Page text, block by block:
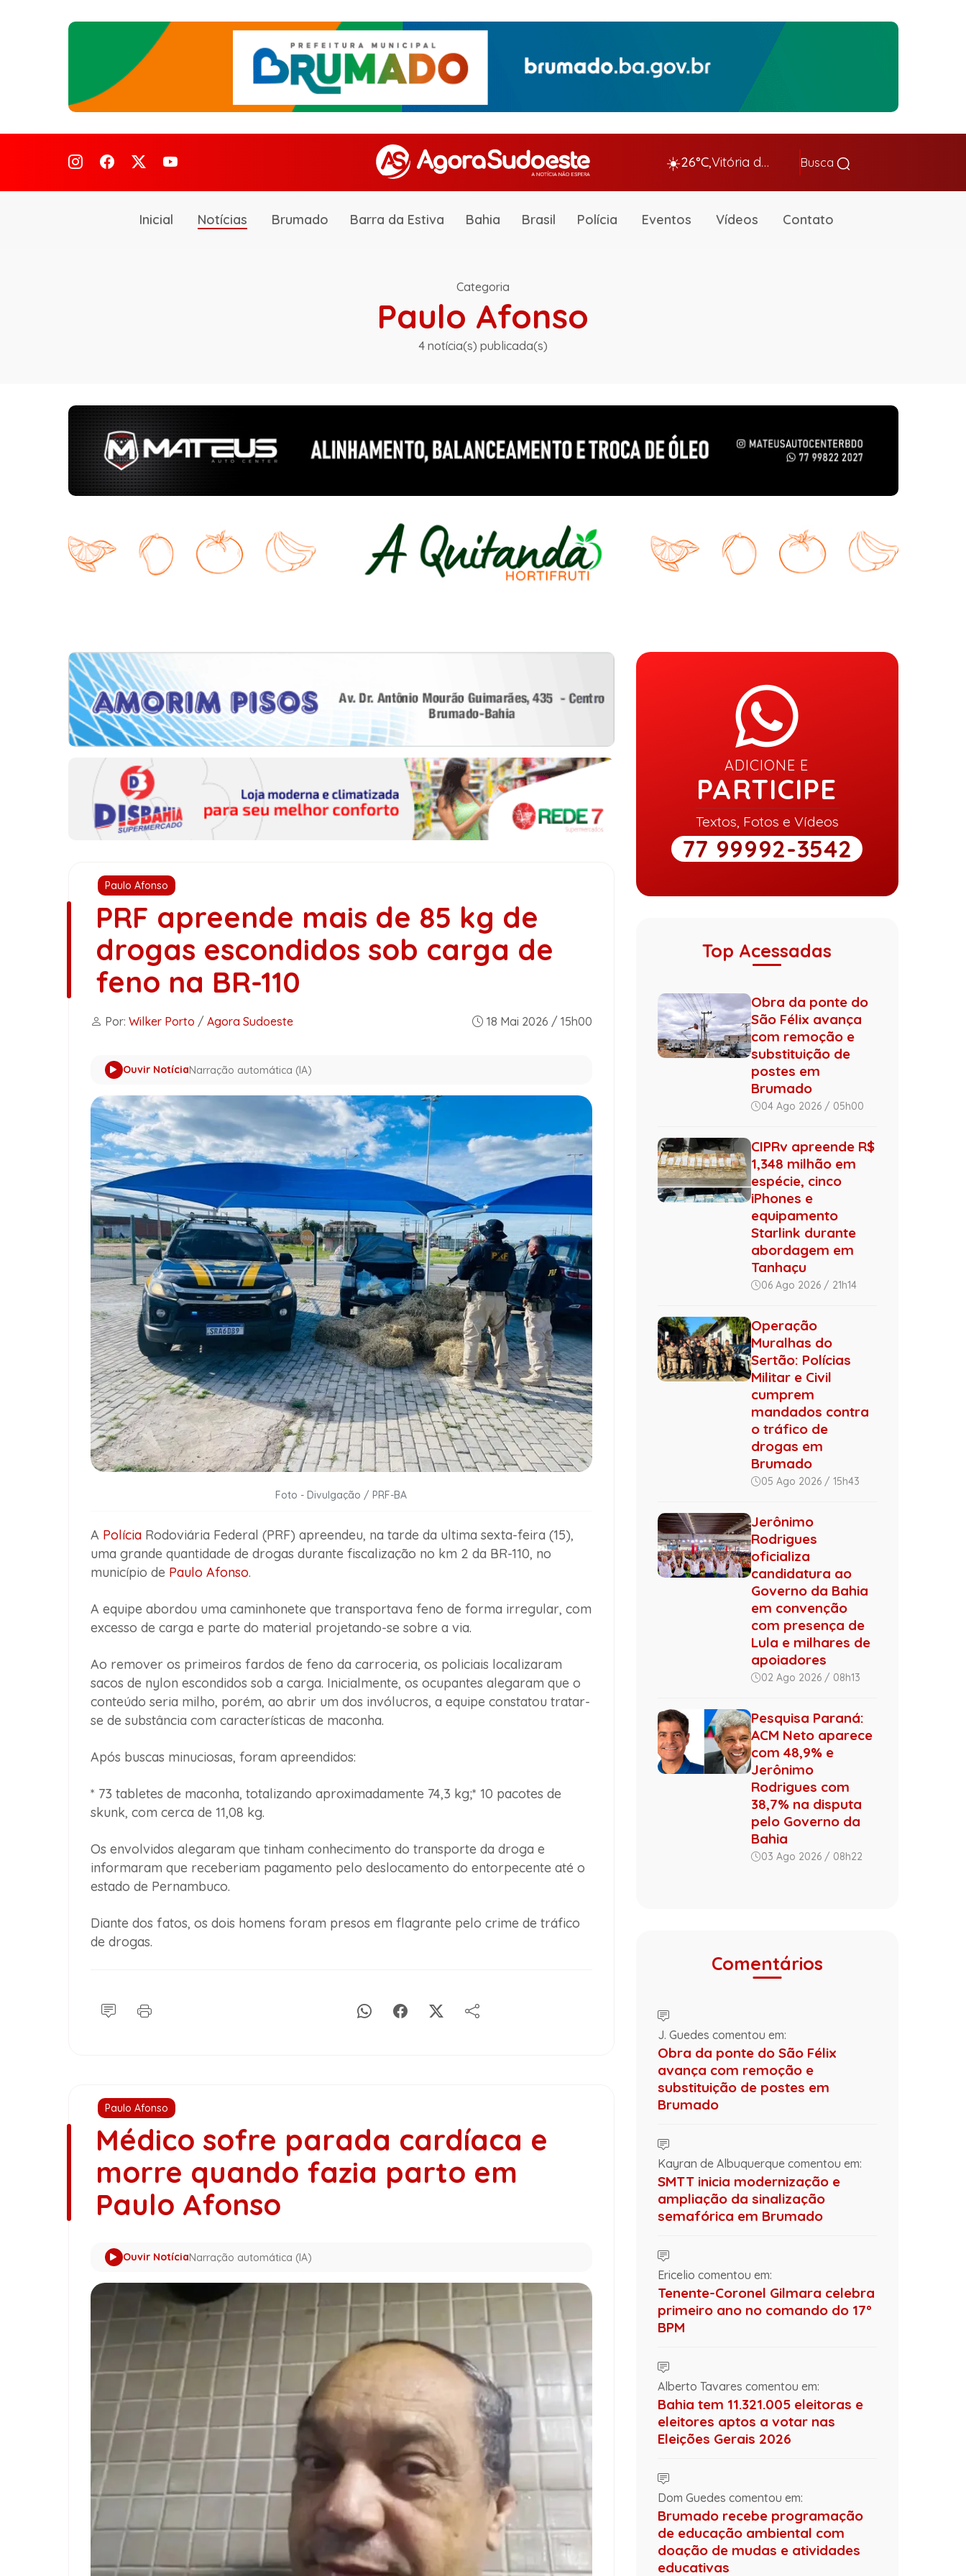
☀️26°C, Vitória da Conq… Busca
Inicial Notícias Brumado Barra da Estiva Bahia Brasil Polícia Eventos Vídeos Contato
Categoria
Paulo Afonso
4 notícia(s) publicada(s)
Paulo Afonso
PRF apreende mais de 85 kg de
drogas escondidos sob carga de
feno na BR-110
Por: Wilker Porto / Agora Sudoeste 18 Mai 2026 / 15h00
Ouvir NotíciaNarração automática (IA)
Foto - Divulgação / PRF-BA
A PolíciaRodoviária Federal (PRF) apreendeu, na tarde da ultima sexta-feira (15),
uma grande quantidade de drogas durante fiscalização no km 2 da BR-110, no
município de Paulo Afonso.
A equipe abordou uma caminhonete que transportava feno de forma irregular, com
excesso de carga e parte do material projetando-se sobre a via.
Ao remover os primeiros fardos de feno da carroceria, os policiais localizaram
sacos de nylon escondidos sob a carga. Inicialmente, os ocupantes alegaram que o
conteúdo seria milho, porém, ao abrir um dos invólucros, a equipe constatou tratar-
se de substância com características de maconha.
Após buscas minuciosas, foram apreendidos:
* 73 tabletes de maconha, totalizando aproximadamente 74,3 kg;* 10 pacotes de
skunk, com cerca de 11,08 kg.
Os envolvidos alegaram que tinham conhecimento do transporte da droga e
informaram que receberiam pagamento pelo deslocamento do entorpecente até o
estado de Pernambuco.
Diante dos fatos, os dois homens foram presos em flagrante pelo crime de tráfico
de drogas.
Paulo Afonso
Médico sofre parada cardíaca e
morre quando fazia parto em
Paulo Afonso
Ouvir NotíciaNarração automática (IA)
ADICIONE E
PARTICIPE
Textos, Fotos e Vídeos
77 99992-3542
Top Acessadas
Obra da ponte do
São Félix avança
com remoção e
substituição de
postes em
Brumado
04 Ago 2026 / 05h00
CIPRv apreende R$
1,348 milhão em
espécie, cinco
iPhones e
equipamento
Starlink durante
abordagem em
Tanhaçu
06 Ago 2026 / 21h14
Operação
Muralhas do
Sertão: Polícias
Militar e Civil
cumprem
mandados contra
o tráfico de
drogas em
Brumado
05 Ago 2026 / 15h43
Jerônimo
Rodrigues
oficializa
candidatura ao
Governo da Bahia
em convenção
com presença de
Lula e milhares de
apoiadores
02 Ago 2026 / 08h13
Pesquisa Paraná:
ACM Neto aparece
com 48,9% e
Jerônimo
Rodrigues com
38,7% na disputa
pelo Governo da
Bahia
03 Ago 2026 / 08h22
Comentários
J. Guedes comentou em:
Obra da ponte do São Félix
avança com remoção e
substituição de postes em
Brumado
Kayran de Albuquerque comentou em:
SMTT inicia modernização e
ampliação da sinalização
semafórica em Brumado
Ericelio comentou em:
Tenente-Coronel Gilmara celebra
primeiro ano no comando do 17º
BPM
Alberto Tavares comentou em:
Bahia tem 11.321.005 eleitoras e
eleitores aptos a votar nas
Eleições Gerais 2026
Dom Guedes comentou em:
Brumado recebe programação
de educação ambiental com
doação de mudas e atividades
educativas